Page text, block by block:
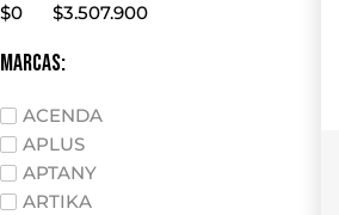
$0 $3.507.900
marcas:
ACENDA
APLUS
APTANY
ARTIKA